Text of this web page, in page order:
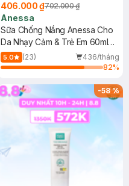
406.000 ₫702.000 ₫
Anessa
Sữa Chống Nắng Anessa Cho
Da Nhạy Cảm & Trẻ Em 60ml
(Mới)
5.0 (23)
436/tháng
82%
-58%